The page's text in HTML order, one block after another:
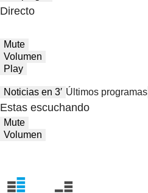
Directo
Mute
Volumen
Play
Noticias en 3′ Últimos programas
Estas escuchando
Mute
Volumen